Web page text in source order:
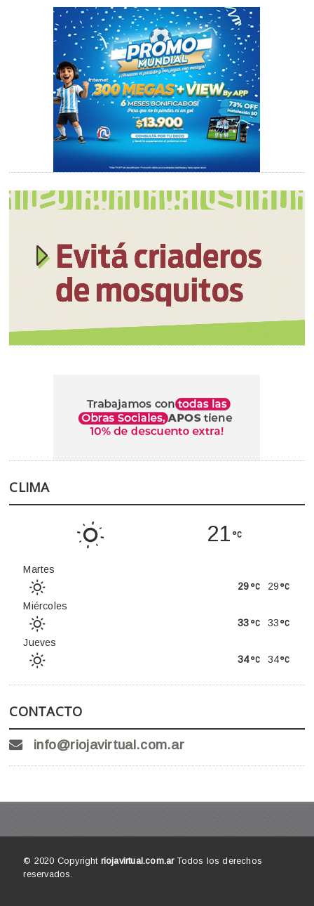
CLIMA
21
Martes
29
29
Miércoles
33
33
Jueves
34
34
CONTACTO
info@riojavirtual.com.ar
© 2020 Copyright riojavirtual.com.arTodos los derechos
reservados.